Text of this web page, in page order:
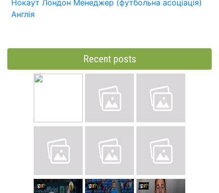
Нокаут Лондон Менеджер (футбольна асоціація)
Англія
Recent posts